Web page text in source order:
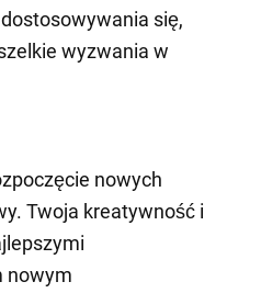
się,
wyzwania w
nowych
Twoja kreatywność i
nowym